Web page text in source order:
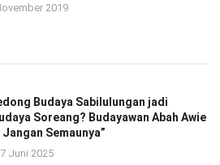
2019
Budaya Sabilulungan jadi
Soreang? Budayawan Abah Awie
Jangan Semaunya”
Juni 2025